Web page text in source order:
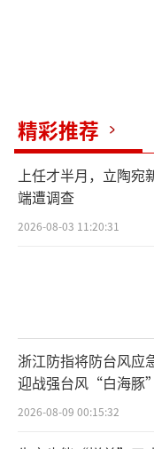
精彩推荐
上任才半月，立陶宛
端遭调查
2026-08-03 11:20:31
浙江防指将防台风
迎战强台风“白海豚”
2026-08-09 00:15:32